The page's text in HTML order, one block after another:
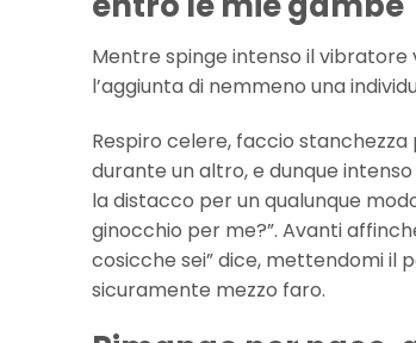
Mentre spinge intenso il vibratore
l’aggiunta di nemmeno una
Respiro celere, faccio
durante un altro, e dunque
la distacco per un qualunque
ginocchio per me?”. Avanti
cosicche sei” dice, mettendomi il
sicuramente mezzo faro.